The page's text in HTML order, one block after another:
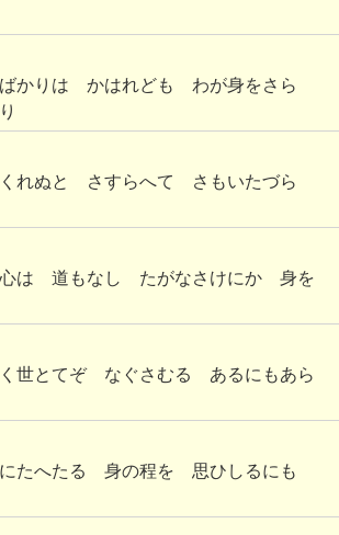
かりは かはれども わが身をさら
れぬと さすらへて さもいたづら
は 道もなし たがなさけにか 身を
世とてぞ なぐさむる あるにもあら
たへたる 身の程を 思ひしるにも